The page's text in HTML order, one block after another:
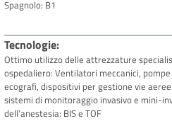
Spagnolo: B1
Tecnologie
Ottimo utilizzo delle attrezzature
ospedaliero: Ventilatori meccanici,
ecografi, dispositivi per gestione vie
sistemi di monitoraggio invasivo e mini-
dell’anestesia: BIS e TOF